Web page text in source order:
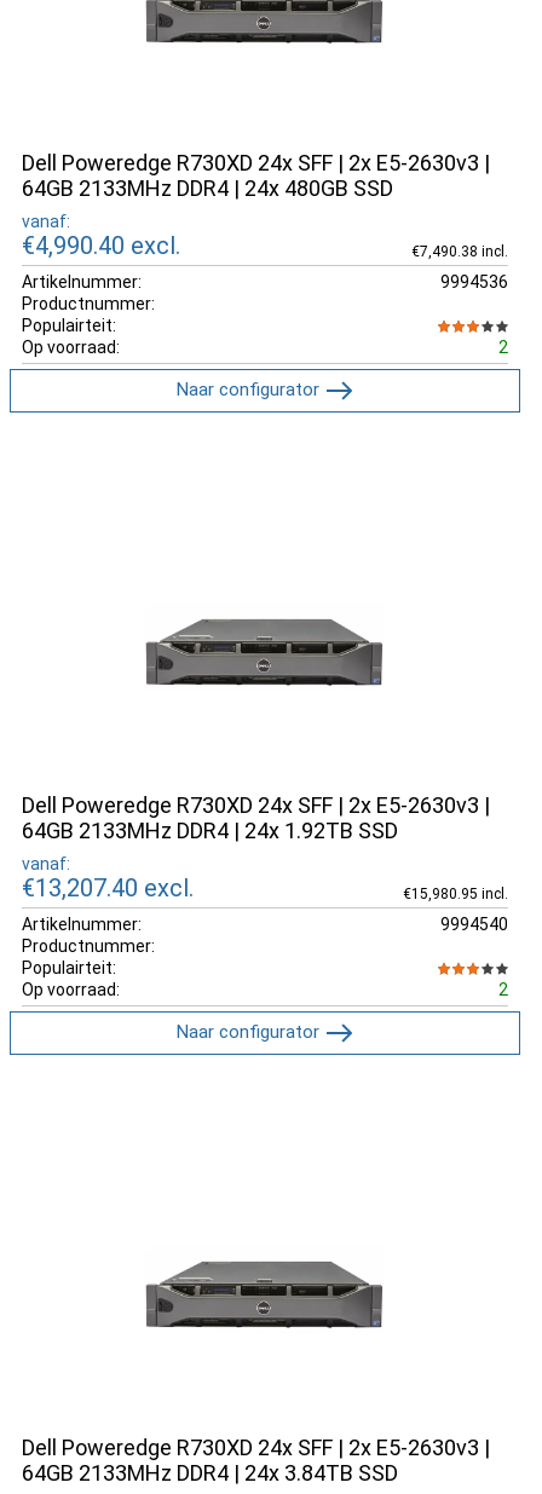
Dell Poweredge R730XD 24x SFF | 2x E5-2630v3 |
64GB 2133MHz DDR4 | 24x 480GB SSD
vanaf:
€4,990.40 excl. €7,490.38 incl.
Artikelnummer:
9994536
Productnummer:
Populairteit:
Op voorraad:
2
Naar configurator
Dell Poweredge R730XD 24x SFF | 2x E5-2630v3 |
64GB 2133MHz DDR4 | 24x 1.92TB SSD
vanaf:
€13,207.40 excl. €15,980.95 incl.
Artikelnummer:
9994540
Productnummer:
Populairteit:
Op voorraad:
2
Naar configurator
Dell Poweredge R730XD 24x SFF | 2x E5-2630v3 |
64GB 2133MHz DDR4 | 24x 3.84TB SSD